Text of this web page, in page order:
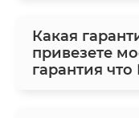
Какая
привезете
гарантия